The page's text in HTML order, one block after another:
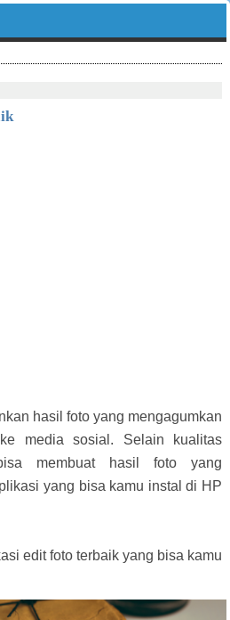
hasil foto yang mengagumkan
media sosial. Selain kualitas
membuat hasil foto yang
yang bisa kamu instal di HP
edit foto terbaik yang bisa kamu